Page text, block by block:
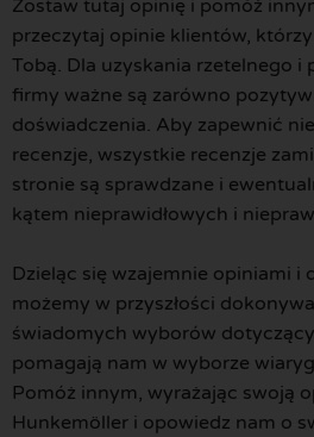
Zostaw tutaj opinię i pomóż
przeczytaj opinie klientów,
Tobą. Dla uzyskania rzetelnego i
firmy ważne są zarówno
doświadczenia. Aby zapewnić
recenzje, wszystkie recenzje
stronie są sprawdzane i
kątem nieprawidłowych i
Dzieląc się wzajemnie opiniami i
możemy w przyszłości
świadomych wyborów
pomagają nam w wyborze
Pomóż innym, wyrażając swoją
Hunkemöller i opowiedz nam o